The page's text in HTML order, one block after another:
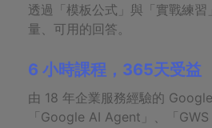
透過「模板公式」與「實戰練
量、可用的回答。
6 小時課程，365天受益
由 18 年企業服務經驗的
「Google AI Agent」、「